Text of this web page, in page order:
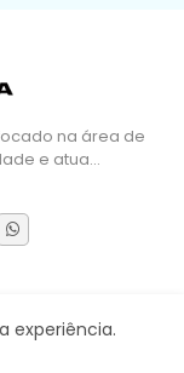
na área de
e atua…
Contactos
experiência.